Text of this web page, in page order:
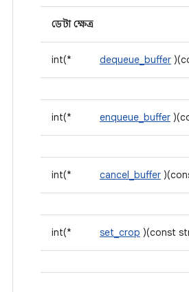
ডেটা ক্ষেত্র
int(* dequeue_buffer
int(* enqueue_buffer
int(* cancel_buffer
int(* set_crop )(const